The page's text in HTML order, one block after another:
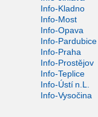
Info-Kladno
Info-Most
Info-Opava
Info-Pardubice
Info-Praha
Info-Prostějov
Info-Teplice
Info-Ústí n.L.
Info-Vysočina